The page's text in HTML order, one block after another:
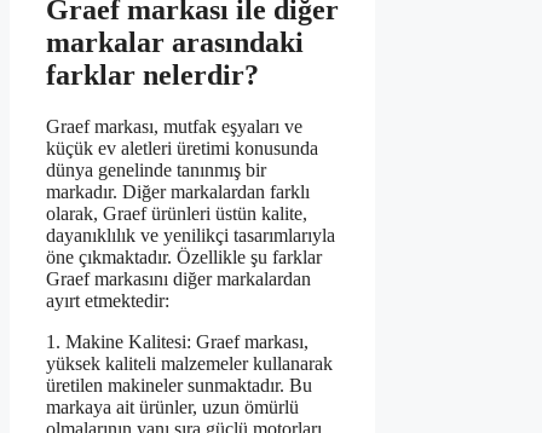
Graef markası ile diğer
markalar arasındaki
farklar nelerdir?
Graef markası, mutfak eşyaları ve
küçük ev aletleri üretimi konusunda
dünya genelinde tanınmış bir
markadır. Diğer markalardan farklı
olarak, Graef ürünleri üstün kalite,
dayanıklılık ve yenilikçi tasarımlarıyla
öne çıkmaktadır. Özellikle şu farklar
Graef markasını diğer markalardan
ayırt etmektedir:
1. Makine Kalitesi: Graef markası,
yüksek kaliteli malzemeler kullanarak
üretilen makineler sunmaktadır. Bu
markaya ait ürünler, uzun ömürlü
olmalarının yanı sıra güçlü motorları